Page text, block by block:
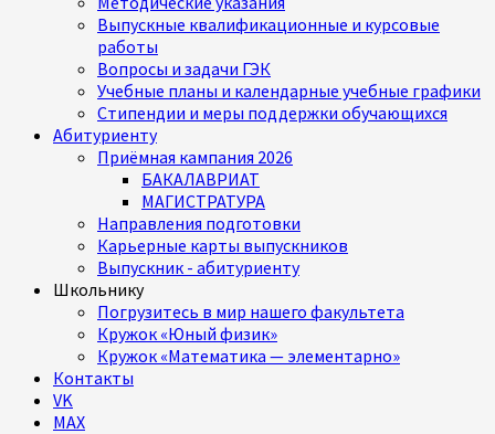
Выпускные квалификационные и курсовые
работы
Вопросы и задачи ГЭК
Учебные планы и календарные учебные графики
Стипендии и меры поддержки обучающихся
Абитуриенту
Приёмная кампания 2026
БАКАЛАВРИАТ
МАГИСТРАТУРА
Направления подготовки
Карьерные карты выпускников
Выпускник - абитуриенту
Школьнику
Погрузитесь в мир нашего факультета
Кружок «Юный физик»
Кружок «Математика — элементарно»
Контакты
VK
MAX